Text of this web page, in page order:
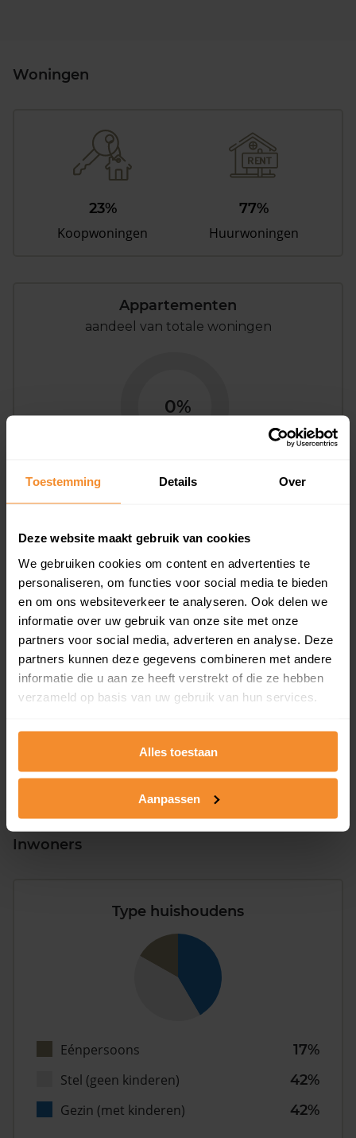
Toestemming Details Over
Deze website maakt gebruik van cookies
We gebruiken cookies om content en advertenties te
personaliseren, om functies voor social media te bieden
en om ons websiteverkeer te analyseren. Ook delen we
informatie over uw gebruik van onze site met onze
partners voor social media, adverteren en analyse. Deze
partners kunnen deze gegevens combineren met andere
informatie die u aan ze heeft verstrekt of die ze hebben
verzameld op basis van uw gebruik van hun services.
Alles toestaan
Aanpassen
Woningen
23%
Koopwoningen
77%
Huurwoningen
Appartementen
aandeel van totale woningen
0%
T/m 1945
0%
1946 - 1980
8%
Inwoners
Type huishoudens
Eénpersoons
17%
Stel (geen kinderen)
42%
Gezin (met kinderen)
42%